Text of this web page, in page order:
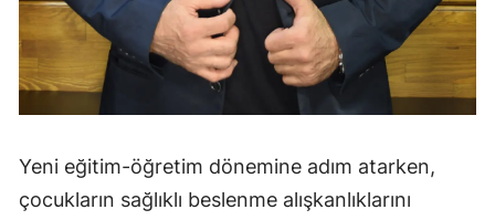
Yeni eğitim-öğretim dönemine adım atarken,
çocukların sağlıklı beslenme alışkanlıklarını